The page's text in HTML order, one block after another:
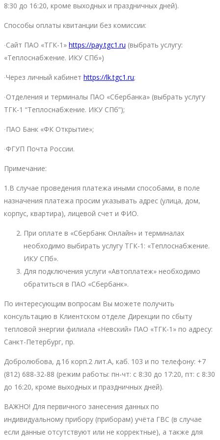
8:30 до 16:20, кроме выходных и праздничных дней).
Способы оплаты квитанции без комиссии:
∙Сайт ПАО «ТГК-1» https://pay.tgc1.ru (выбрать услугу:
«Теплоснабжение. ИКУ СПб»)
∙Через личный кабинет https://lk.tgc1.ru;
∙Отделения и терминалы ПАО «Сбербанка» (выбрать услугу
ТГК-1 “Теплоснабжение. ИКУ СПб”);
∙ПАО Банк «ФК Открытие»;
∙ФГУП Почта России.
Примечание:
1.В случае проведения платежа иными способами, в поле
назначения платежа просим указывать адрес (улица, дом,
корпус, квартира), лицевой счет и ФИО.
При оплате в «Сбербанк Онлайн» и терминалах
необходимо выбирать услугу ТГК-1: «Теплоснабжение.
ИКУ СПб».
Для подключения услуги «Автоплатеж» необходимо
обратиться в ПАО «Сбербанк».
По интересующим вопросам Вы можете получить
консультацию в Клиентском отделе Дирекции по сбыту
тепловой энергии филиала «Невский» ПАО «ТГК-1» по адресу:
Санкт-Петербург, пр.
Добролюбова, д.16 корп.2 лит.А, каб. 103 и по телефону: +7
(812) 688-32-88 (режим работы: пн-чт: с 8:30 до 17:20, пт: с 8:30
до 16:20, кроме выходных и праздничных дней).
ВАЖНО! Для первичного занесения данных по
индивидуальному прибору (приборам) учёта ГВС (в случае
если данные отсутствуют или не корректные), а также для